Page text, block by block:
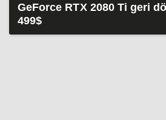
GeForce RTX 2080 Ti geri
499$